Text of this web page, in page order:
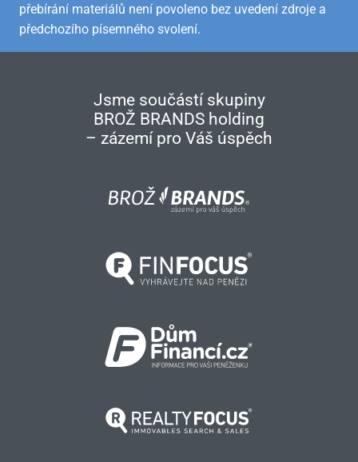
přebírání materiálů není povoleno bez uvedení zdroje a
předchozího písemného svolení.
Jsme součástí skupiny
BROŽ BRANDS holding
– zázemí pro Váš úspěch